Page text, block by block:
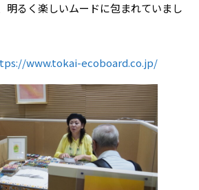
明るく楽しいムードに包まれていまし
www.tokai-ecoboard.co.jp/